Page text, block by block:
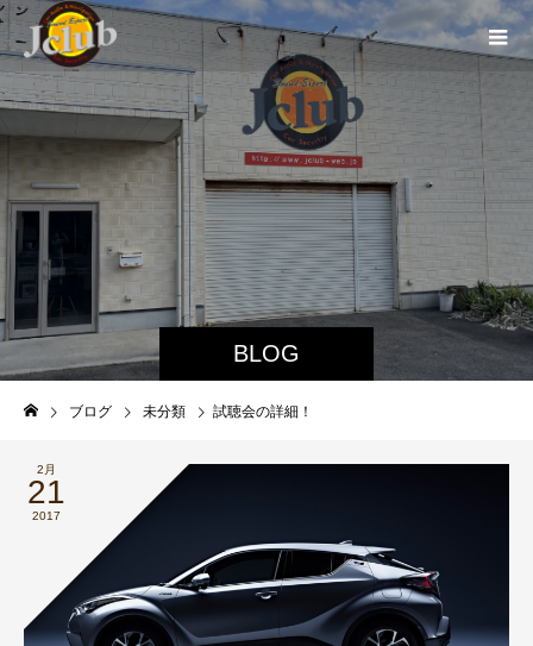
BLOG
ブログ 未分類 試聴会の詳細！
2月
21
2017